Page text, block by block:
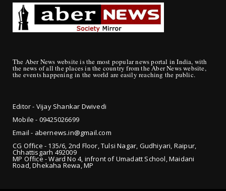
The Aber News website is the most popular news portal in India, with
the news of all the places in the country from the Aber News website,
the events happening in the world are easily reaching the public.
Editor - Vijay Shankar Dwivedi
Mobile - 09425026699
Email - abernews.in@gmail.com
CG Office - 135/6, 2nd Floor, Tulsi Nagar, Gudhiyari, Raipur,
Chhattisgarh 492009
MP Office - Ward No 4, infront of Umadatt School, Maidani
Road, Dhekaha Rewa, MP